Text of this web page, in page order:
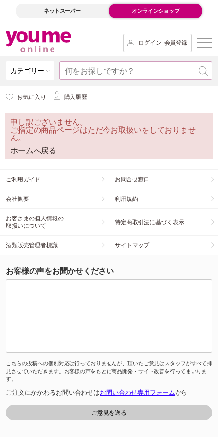
ネットスーパー オンラインショップ
ログイン･会員登録
カテゴリー
お気に入り 購入履歴
申し訳ございません。
ご指定の商品ページはただ今お取扱いをしておりませ
ん。
ホームへ戻る
ご利用ガイド お問合せ窓口
会社概要 利用規約
お客さまの個人情報の
取扱いについて
特定商取引法に基づく表示
酒類販売管理者標識 サイトマップ
お客様の声をお聞かせください
こちらの投稿への個別対応は行っておりませんが、頂いたご意見はスタッフがすべて拝
見させていただきます。お客様の声をもとに商品開発・サイト改善を行ってまいりま
す。
ご注文にかかわるお問い合わせはお問い合わせ専用フォームから